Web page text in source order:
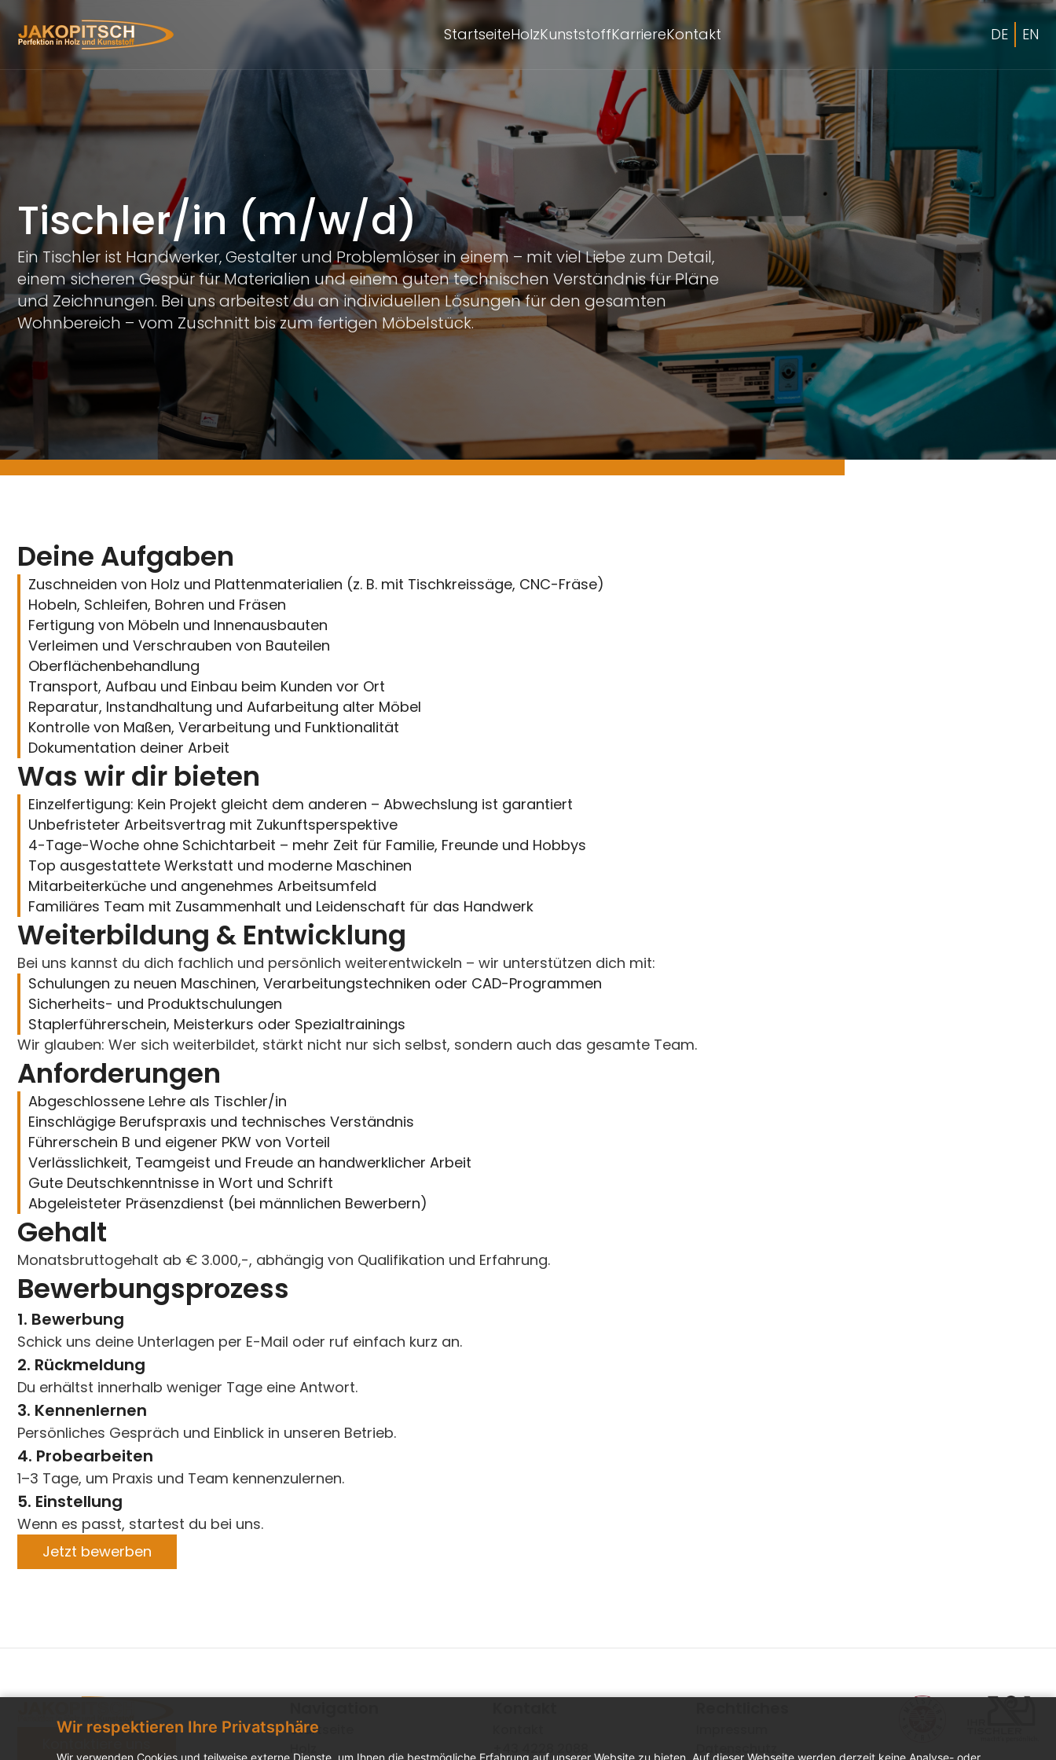
Wir respektieren Ihre Privatsphäre
Wir verwenden Cookies und teilweise externe Dienste, um Ihnen die bestmögliche Erfahrung auf unserer Website zu bieten. Auf dieser Webseite werden derzeit keine Analyse- oder
StartseiteHolzKunststoffKarriereKontakt DE EN
Tischler/in (m/w/d)
Ein Tischler ist Handwerker, Gestalter und Problemlöser in einem – mit viel Liebe zum Detail,
einem sicheren Gespür für Materialien und einem guten technischen Verständnis für Pläne
und Zeichnungen. Bei uns arbeitest du an individuellen Lösungen für den gesamten
Wohnbereich – vom Zuschnitt bis zum fertigen Möbelstück.
Deine Aufgaben
Zuschneiden von Holz und Plattenmaterialien (z. B. mit Tischkreissäge, CNC-Fräse)
Hobeln, Schleifen, Bohren und Fräsen
Fertigung von Möbeln und Innenausbauten
Verleimen und Verschrauben von Bauteilen
Oberflächenbehandlung
Transport, Aufbau und Einbau beim Kunden vor Ort
Reparatur, Instandhaltung und Aufarbeitung alter Möbel
Kontrolle von Maßen, Verarbeitung und Funktionalität
Dokumentation deiner Arbeit
Was wir dir bieten
Einzelfertigung: Kein Projekt gleicht dem anderen – Abwechslung ist garantiert
Unbefristeter Arbeitsvertrag mit Zukunftsperspektive
4-Tage-Woche ohne Schichtarbeit – mehr Zeit für Familie, Freunde und Hobbys
Top ausgestattete Werkstatt und moderne Maschinen
Mitarbeiterküche und angenehmes Arbeitsumfeld
Familiäres Team mit Zusammenhalt und Leidenschaft für das Handwerk
Weiterbildung & Entwicklung
Bei uns kannst du dich fachlich und persönlich weiterentwickeln – wir unterstützen dich mit:
Schulungen zu neuen Maschinen, Verarbeitungstechniken oder CAD-Programmen
Sicherheits- und Produktschulungen
Staplerführerschein, Meisterkurs oder Spezialtrainings
Wir glauben: Wer sich weiterbildet, stärkt nicht nur sich selbst, sondern auch das gesamte Team.
Anforderungen
Abgeschlossene Lehre als Tischler/in
Einschlägige Berufspraxis und technisches Verständnis
Führerschein B und eigener PKW von Vorteil
Verlässlichkeit, Teamgeist und Freude an handwerklicher Arbeit
Gute Deutschkenntnisse in Wort und Schrift
Abgeleisteter Präsenzdienst (bei männlichen Bewerbern)
Gehalt
Monatsbruttogehalt ab € 3.000,-, abhängig von Qualifikation und Erfahrung.
Bewerbungsprozess
1. Bewerbung
Schick uns deine Unterlagen per E-Mail oder ruf einfach kurz an.
2. Rückmeldung
Du erhältst innerhalb weniger Tage eine Antwort.
3. Kennenlernen
Persönliches Gespräch und Einblick in unseren Betrieb.
4. Probearbeiten
1–3 Tage, um Praxis und Team kennenzulernen.
5. Einstellung
Wenn es passt, startest du bei uns.
Jetzt bewerben
Startseite
Holz
+43 4228 2088
Datenschutz